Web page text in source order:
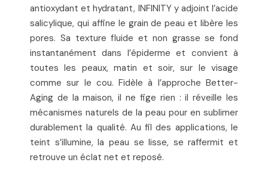
antioxydant et hydratant, INFINITY y adjoint l’acide
salicylique, qui affine le grain de peau et libère les
pores. Sa texture fluide et non grasse se fond
instantanément dans l’épiderme et convient à
toutes les peaux, matin et soir, sur le visage
comme sur le cou. Fidèle à l’approche Better-
Aging de la maison, il ne fige rien : il réveille les
mécanismes naturels de la peau pour en sublimer
durablement la qualité. Au fil des applications, le
teint s’illumine, la peau se lisse, se raffermit et
retrouve un éclat net et reposé.